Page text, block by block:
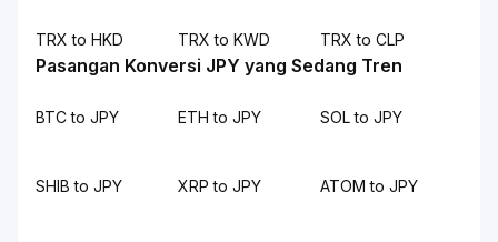
TRX to HKD TRX to KWD TRX to CLP
Pasangan Konversi JPY yang Sedang Tren
BTC to JPY ETH to JPY SOL to JPY
SHIB to JPY XRP to JPY ATOM to JPY